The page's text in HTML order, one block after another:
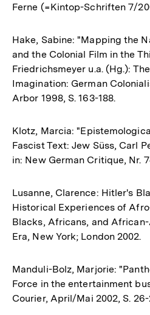
Ferne (=Kintop-Schriften 7/
Hake, Sabine: "Mapping the
and the Colonial Film in the
Friedrichsmeyer u.a. (Hg.):
Imagination: German
Arbor 1998, S. 163-188.
Klotz, Marcia:
Fascist Text: Jew Süss, Carl
in: New German Critique, Nr.
Lusanne, Clarence: Hitler's
Historical Experiences of
Blacks, Africans, and
Era, New York; London 2002.
Manduli-Bolz, Marjorie:
Force in the entertainment
Courier, April/Mai 2002, S. 26-